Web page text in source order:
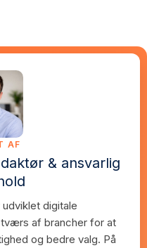
AF
& ansvarlig
udviklet digitale
af brancher for at
og bedre valg. På